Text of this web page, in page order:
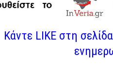
Κάντε LIKE στη